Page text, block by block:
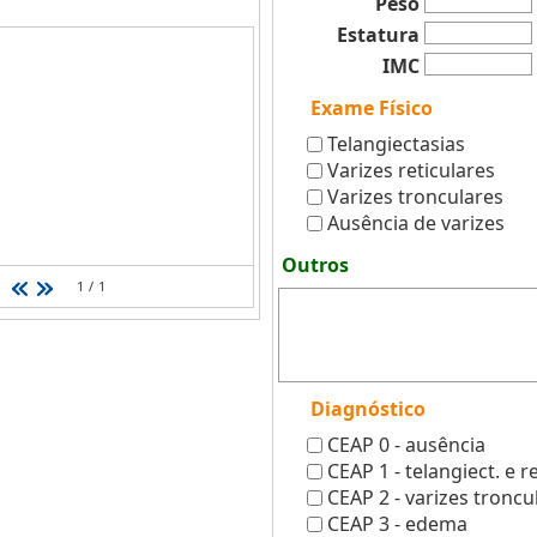
1 / 1
Estatura
IMC
Exame Físico
Telangiectasias
Varizes reticulares
Varizes tronculares
Ausência de varizes
Outros
Diagnóstico
CEAP 0 - ausência
CEAP 1 - telangiect. e
CEAP 2 - varizes
CEAP 3 - edema